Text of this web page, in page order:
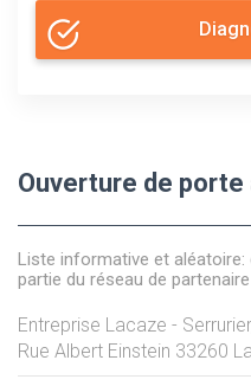
Ouverture de porte
Liste informative et
partie du réseau de
Entreprise Lacaze -
Rue Albert Einstein 33260